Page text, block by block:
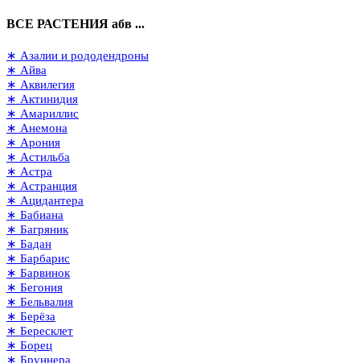
ВСЕ РАСТЕНИЯ абв ...
∗ Азалии и рододендроны
∗ Айва
∗ Аквилегия
∗ Актинидия
∗ Амариллис
∗ Анемона
∗ Арония
∗ Астильба
∗ Астра
∗ Астранция
∗ Ацидантера
∗ Бабиана
∗ Багряник
∗ Бадан
∗ Барбарис
∗ Барвинок
∗ Бегония
∗ Бельвалия
∗ Берёза
∗ Бересклет
∗ Борец
∗ Бруннера